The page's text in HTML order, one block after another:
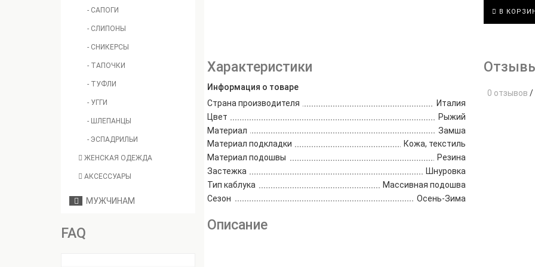
- САПОГИ
- СЛИПОНЫ
- СНИКЕРСЫ
- ТАПОЧКИ
- ТУФЛИ
- УГГИ
- ШЛЕПАНЦЫ
- ЭСПАДРИЛЬИ
ЖЕНСКАЯ ОДЕЖДА
АКСЕССУАРЫ
МУЖЧИНАМ
FAQ
В
Характеристики
Информация о товаре
Страна производителя
Италия
Цвет
Рыжий
Материал
Замша
Материал подкладки
Кожа, текстиль
Материал подошвы
Резина
Застежка
Шнуровка
Тип каблука
Массивная подошва
Сезон
Осень-Зима
0 отзывов /
Описание